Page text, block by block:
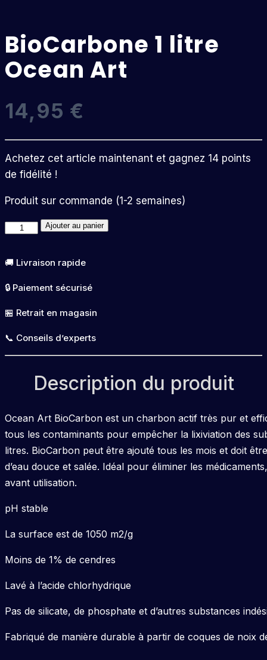
BioCarbone 1 litre
Ocean Art
14,95 €
Achetez cet article maintenant et gagnez 14 points
de fidélité !
Produit sur commande (1-2 semaines)
quantité
BioCarbone
litre
Ocean
Ajouter au panier
🚚 Livraison rapide
🔒 Paiement sécurisé
🏪 Retrait en magasin
📞 Conseils d’experts
Description du produit
Ocean Art BioCarbon est un charbon actif très pur et
tous les contaminants pour empêcher la lixiviation des
litres. BioCarbon peut être ajouté tous les mois et doit
d’eau douce et salée. Idéal pour éliminer les
avant utilisation.
pH stable
La surface est de 1050 m2/g
Moins de 1% de cendres
Lavé à l’acide chlorhydrique
Pas de silicate, de phosphate et d’autres substances
Fabriqué de manière durable à partir de coques de noix